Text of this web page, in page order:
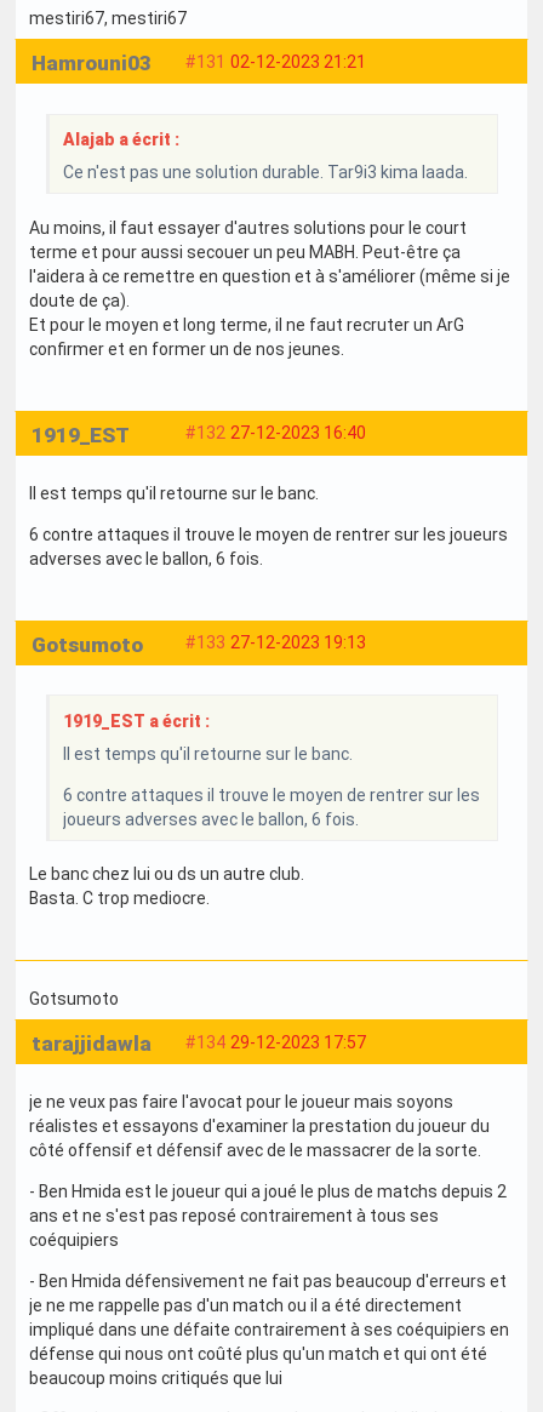
mestiri67, mestiri67
#131 02-12-2023 21:21
Hamrouni03
Alajab a écrit :
Ce n'est pas une solution durable. Tar9i3 kima laada.
Au moins, il faut essayer d'autres solutions pour le court
terme et pour aussi secouer un peu MABH. Peut-être ça
l'aidera à ce remettre en question et à s'améliorer (même si je
doute de ça).
Et pour le moyen et long terme, il ne faut recruter un ArG
confirmer et en former un de nos jeunes.
#132 27-12-2023 16:40
1919_EST
Il est temps qu'il retourne sur le banc.
6 contre attaques il trouve le moyen de rentrer sur les joueurs
adverses avec le ballon, 6 fois.
#133 27-12-2023 19:13
Gotsumoto
1919_EST a écrit :
Il est temps qu'il retourne sur le banc.
6 contre attaques il trouve le moyen de rentrer sur les
joueurs adverses avec le ballon, 6 fois.
Le banc chez lui ou ds un autre club.
Basta. C trop mediocre.
Gotsumoto
#134 29-12-2023 17:57
tarajjidawla
je ne veux pas faire l'avocat pour le joueur mais soyons
réalistes et essayons d'examiner la prestation du joueur du
côté offensif et défensif avec de le massacrer de la sorte.
- Ben Hmida est le joueur qui a joué le plus de matchs depuis 2
ans et ne s'est pas reposé contrairement à tous ses
coéquipiers
- Ben Hmida défensivement ne fait pas beaucoup d'erreurs et
je ne me rappelle pas d'un match ou il a été directement
impliqué dans une défaite contrairement à ses coéquipiers en
défense qui nous ont coûté plus qu'un match et qui ont été
beaucoup moins critiqués que lui